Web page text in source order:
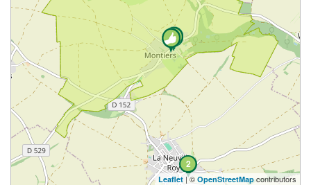
2
Leaflet | © OpenStreetMap contributors